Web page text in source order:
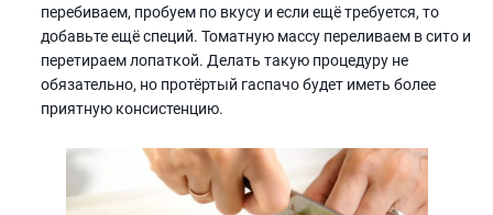
перебиваем, пробуем по вкусу и если ещё требуется, то
добавьте ещё специй. Томатную массу переливаем в сито и
перетираем лопаткой. Делать такую процедуру не
обязательно, но протёртый гаспачо будет иметь более
приятную консистенцию.